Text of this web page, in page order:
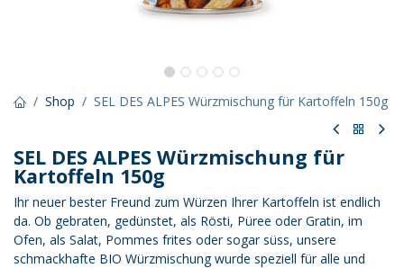
Shop SEL DES ALPES Würzmischung für Kartoffeln 150g
SEL DES ALPES Würzmischung für
Kartoffeln 150g
Ihr neuer bester Freund zum Würzen Ihrer Kartoffeln ist endlich
da. Ob gebraten, gedünstet, als Rösti, Püree oder Gratin, im
Ofen, als Salat, Pommes frites oder sogar süss, unsere
schmackhafte BIO Würzmischung wurde speziell für alle und